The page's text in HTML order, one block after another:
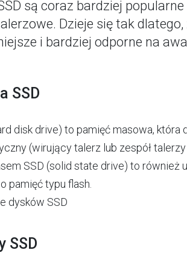
są coraz bardziej
Dzieje się tak
i bardziej odporne na
SSD
disk drive) to pamięć masowa,
(wirujący talerz lub zespół
SSD (solid state drive) to również
pamięć typu flash.
dysków SSD
SSD